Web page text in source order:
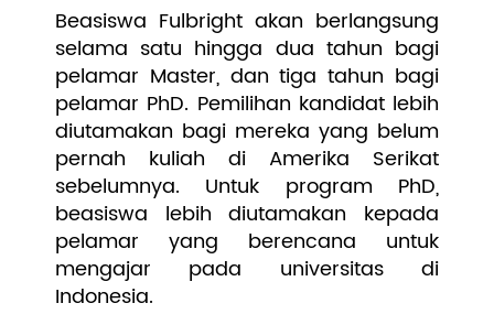
Beasiswa Fulbright akan berlangsung
selama satu hingga dua tahun bagi
pelamar Master, dan tiga tahun bagi
pelamar PhD. Pemilihan kandidat lebih
diutamakan bagi mereka yang belum
pernah kuliah di Amerika Serikat
sebelumnya. Untuk program PhD,
beasiswa lebih diutamakan kepada
pelamar yang berencana untuk
mengajar pada universitas di
Indonesia.